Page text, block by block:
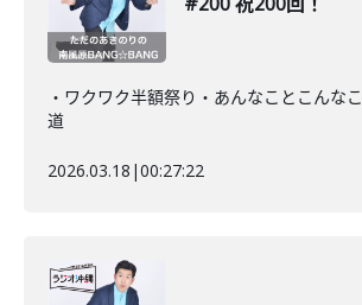
・ワクワク半額祭り・あんなことこんな
道
2026.03.18 |00:27:22